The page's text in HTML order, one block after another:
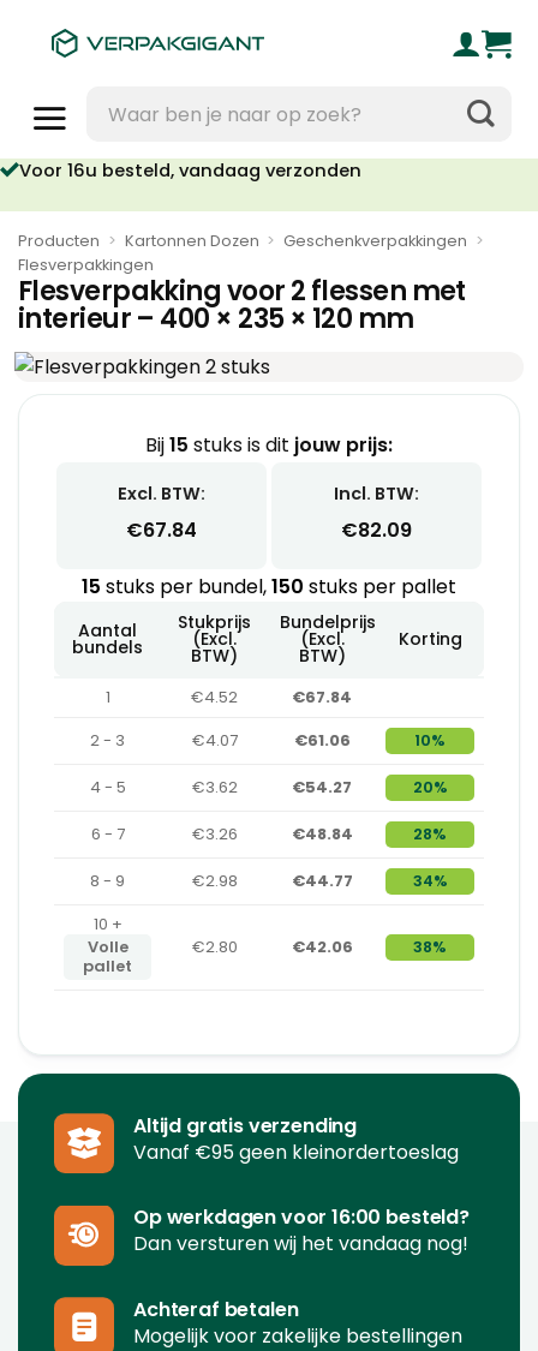
naar:
Voor 16u besteld, vandaag verzonden
Producten > Kartonnen Dozen > Geschenkverpakkingen >
Flesverpakkingen
Flesverpakking voor 2 flessen met
interieur – 400 × 235 × 120 mm
Bij15 stuks is dit jouw prijs:
Excl. BTW:
€67.84
Incl. BTW:
€82.09
15 stuks per bundel,150 stuks per pallet
Aantal
bundels
Stukprijs
(Excl.
BTW)
Bundelprijs
(Excl.
BTW)
Korting
1 €4.52
€67.84
2 - 3
€4.07 €61.06 10%
4 - 5 €3.62 €54.27 20%
6 - 7 €3.26 €48.84 28%
8 - 9 €2.98 €44.77
34%
10 +
Volle
pallet
€2.80 €42.06 38%
Altijd gratis verzending
Vanaf €95 geen kleinordertoeslag
Op werkdagen voor 16:00 besteld?
Dan versturen wij het vandaag nog!
Achteraf betalen
Mogelijk voor zakelijke bestellingen